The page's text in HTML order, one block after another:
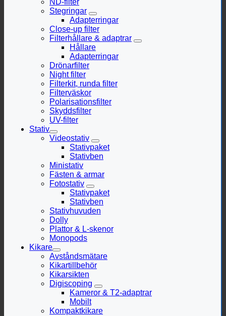
Stegringar
Adapterringar
Close-up filter
Filterhållare & adaptrar
Hållare
Adapterringar
Drönarfilter
Night filter
Filterkit, runda filter
Filterväskor
Polarisationsfilter
Skyddsfilter
UV-filter
Stativ
Videostativ
Stativpaket
Stativben
Ministativ
Fästen & armar
Fotostativ
Stativpaket
Stativben
Stativhuvuden
Dolly
Plattor & L-skenor
Monopods
Kikare
Avståndsmätare
Kikartillbehör
Kikarsikten
Digiscoping
Kameror & T2-adaptrar
Mobilt
Kompaktkikare